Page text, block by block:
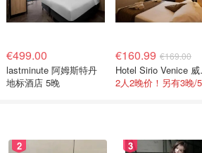
€499.00
lastminute 阿姆斯特丹
地标酒店 5晚
€160.99 €169.00
2 3